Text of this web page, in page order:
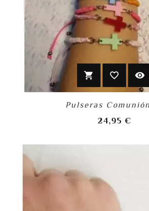
shopping_cart favorite_border visibility
Pulseras
24,95 €